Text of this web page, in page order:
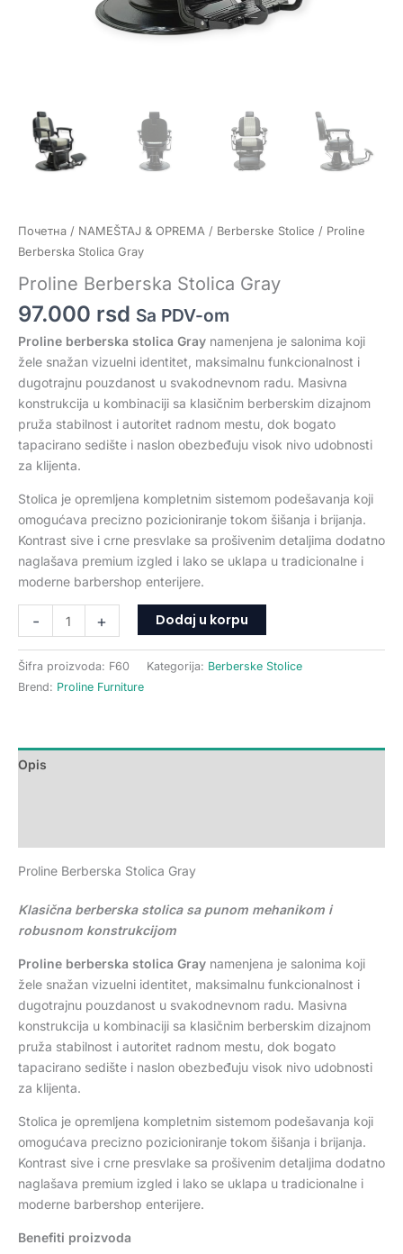
Почетна / NAMEŠTAJ & OPREMA / Berberske Stolice / Proline
Berberska Stolica Gray
Proline Berberska Stolica Gray
97.000 rsd Sa PDV-om
Proline berberska stolica Gray namenjena je salonima koji
žele snažan vizuelni identitet, maksimalnu funkcionalnost i
dugotrajnu pouzdanost u svakodnevnom radu. Masivna
konstrukcija u kombinaciji sa klasičnim berberskim dizajnom
pruža stabilnost i autoritet radnom mestu, dok bogato
tapacirano sedište i naslon obezbeđuju visok nivo udobnosti
za klijenta.
Stolica je opremljena kompletnim sistemom podešavanja koji
omogućava precizno pozicioniranje tokom šišanja i brijanja.
Kontrast sive i crne presvlake sa prošivenim detaljima dodatno
naglašava premium izgled i lako se uklapa u tradicionalne i
moderne barbershop enterijere.
- + Dodaj u korpu
Šifra proizvoda: F60 Kategorija: Berberske Stolice
Brend: Proline Furniture
Opis
Proline Berberska Stolica Gray
Klasična berberska stolica sa punom mehanikom i
robusnom konstrukcijom
Proline berberska stolica Gray namenjena je salonima koji
žele snažan vizuelni identitet, maksimalnu funkcionalnost i
dugotrajnu pouzdanost u svakodnevnom radu. Masivna
konstrukcija u kombinaciji sa klasičnim berberskim dizajnom
pruža stabilnost i autoritet radnom mestu, dok bogato
tapacirano sedište i naslon obezbeđuju visok nivo udobnosti
za klijenta.
Stolica je opremljena kompletnim sistemom podešavanja koji
omogućava precizno pozicioniranje tokom šišanja i brijanja.
Kontrast sive i crne presvlake sa prošivenim detaljima dodatno
naglašava premium izgled i lako se uklapa u tradicionalne i
moderne barbershop enterijere.
Benefiti proizvoda